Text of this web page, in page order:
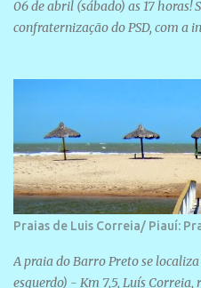
06 de abril (sábado) as 17 horas!
confraternização do PSD, com a
Praias de Luis Correia/ Piauí:
A praia do Barro Preto se
esquerdo) - Km 7,5, Luís Correia,